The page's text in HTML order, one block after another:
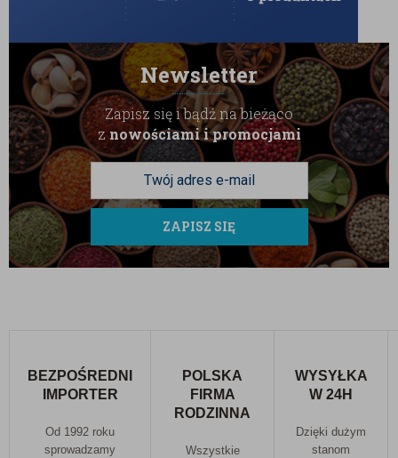
Newsletter
Zapisz się i bądź na bieżąco
znowościami i promocjami
ZAPISZ SIĘ
BEZPOŚREDNI
IMPORTER
Od 1992 roku
sprowadzamy
POLSKA
FIRMA
RODZINNA
Wszystkie
WYSYŁKA
W 24H
Dzięki dużym
stanom